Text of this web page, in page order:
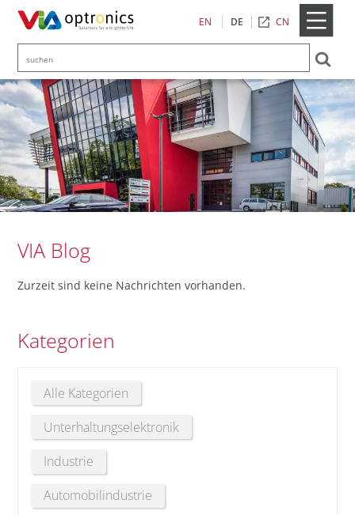
EN DE CN
VIA Blog
Zurzeit sind keine Nachrichten vorhanden.
Kategorien
Alle Kategorien
Unterhaltungselektronik
Industrie
Automobilindustrie